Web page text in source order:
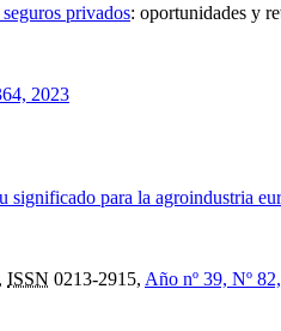
privados: oportunidades y
2023
para la agroindustria
, ISSN 0213-2915, Año nº 39, Nº